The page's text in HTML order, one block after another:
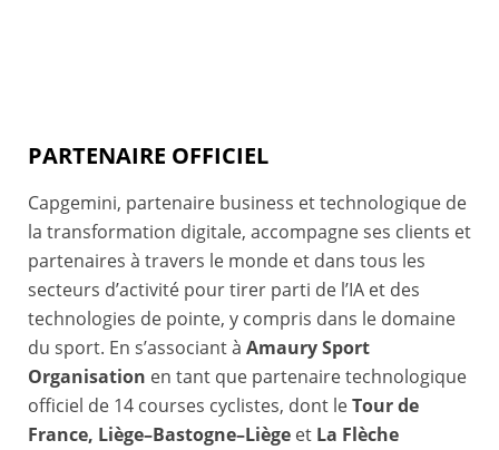
PARTENAIRE OFFICIEL
Capgemini, partenaire business et technologique de
la transformation digitale, accompagne ses clients et
partenaires à travers le monde et dans tous les
secteurs d’activité pour tirer parti de l’IA et des
technologies de pointe, y compris dans le domaine
du sport. En s’associant à Amaury Sport
Organisation en tant que partenaire technologique
officiel de 14 courses cyclistes, dont leTour de
France, Liège–Bastogne–Liège et La Flèche